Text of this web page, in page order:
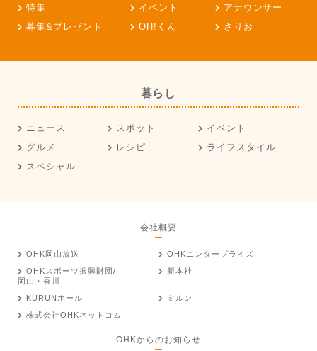
特集
イベント
アナウンサー
募集&プレゼント
OH!くん さりお
暮らし
ニュース スポット
イベント
グルメ
レシピ
ライフスタイル
スペシャル
会社概要
OHK岡山放送
OHKエンタープライズ
OHKスポーツ振興財団/
岡山・香川
新本社
KURUNホール
ミルン
株式会社OHKネットコム
OHKからのお知らせ